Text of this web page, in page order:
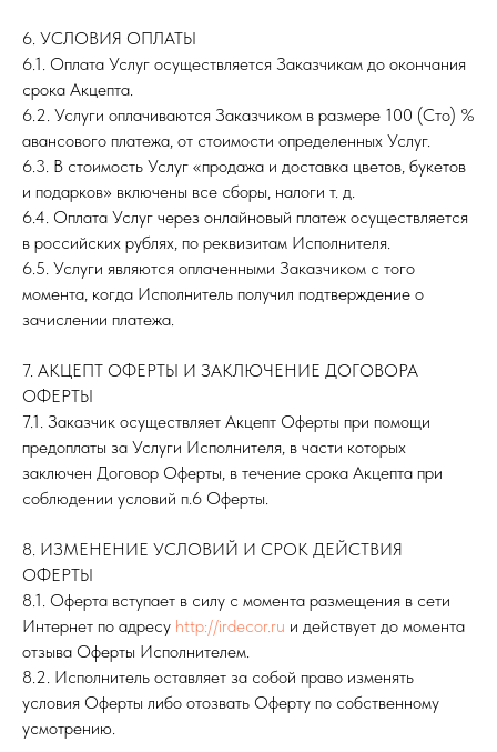
6. УСЛОВИЯ ОПЛАТЫ
6.1. Оплата Услуг осуществляется Заказчикам до окончания
срока Акцепта.
6.2. Услуги оплачиваются Заказчиком в размере 100 (Сто) %
авансового платежа, от стоимости определенных Услуг.
6.3. В стоимость Услуг «продажа и доставка цветов, букетов
и подарков» включены все сборы, налоги т. д.
6.4. Оплата Услуг через онлайновый платеж осуществляется
в российских рублях, по реквизитам Исполнителя.
6.5. Услуги являются оплаченными Заказчиком с того
момента, когда Исполнитель получил подтверждение о
зачислении платежа.
7. АКЦЕПТ ОФЕРТЫ И ЗАКЛЮЧЕНИЕ ДОГОВОРА
ОФЕРТЫ
7.1. Заказчик осуществляет Акцепт Оферты при помощи
предоплаты за Услуги Исполнителя, в части которых
заключен Договор Оферты, в течение срока Акцепта при
соблюдении условий п.6 Оферты.
8. ИЗМЕНЕНИЕ УСЛОВИЙ И СРОК ДЕЙСТВИЯ
ОФЕРТЫ
8.1. Оферта вступает в силу с момента размещения в сети
Интернет по адресу http://irdecor.ru и действует до момента
отзыва Оферты Исполнителем.
8.2. Исполнитель оставляет за собой право изменять
условия Оферты либо отозвать Оферту по собственному
усмотрению.